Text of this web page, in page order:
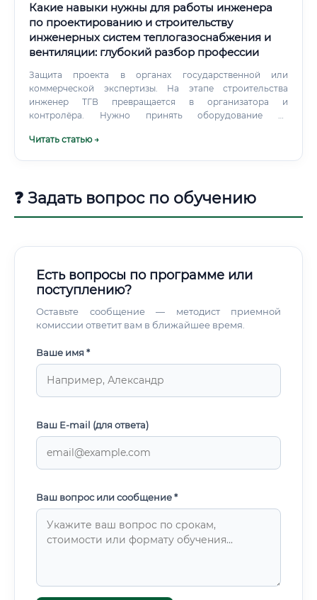
Какие навыки нужны для работы инженера
по проектированию и строительству
инженерных систем теплогазоснабжения и
вентиляции: глубокий разбор профессии
Защита проекта в органах государственной или
коммерческой экспертизы. На этапе строительства
инженер ТГВ превращается в организатора и
контролёра. Нужно принять оборудование от
газопроводе и проследить за герметичностью
Читать статью →
❓ Задать вопрос по обучению
Есть вопросы по программе или
поступлению?
Оставьте сообщение — методист приемной
комиссии ответит вам в ближайшее время.
Ваше имя *
Ваш E-mail (для ответа)
Ваш вопрос или сообщение *